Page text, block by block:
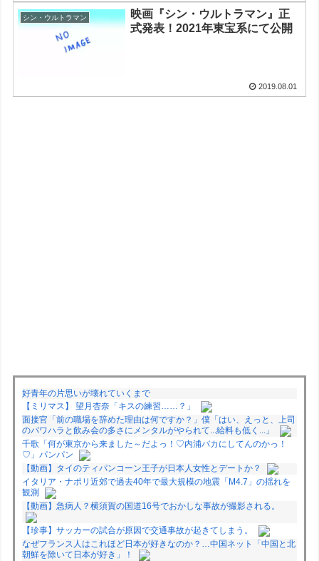
シン・ウルトラマン
映画『シン・ウルトラマン』正
式発表！2021年東宝系にて公開
2019.08.01
好青年の片思いが壊れていくまで
【ミリマス】 望月杏奈「キスの練習……？」
面接官「前の職場を辞めた理由は何ですか？」僕「はい、えっと、上司
のパワハラと飲み会の多さにメンタルがやられて...給料も低く...」
千歌「何が東京から来ました～だよっ！♡内浦バカにしてんのかっ！
♡」パンパン
【動画】タイのティパンコーン王子が日本人女性とデートか？
イタリア・ナポリ近郊で過去40年で最大規模の地震「M4.7」の揺れを
観測
【動画】急病人？横須賀の国道16号でおかしな事故が撮影される。
【珍事】サッカーの試合が原因で交通事故が起きてしまう。
なぜフランス人はこれほど日本が好きなのか？…中国ネット「中国と北
朝鮮を除いて日本が好き」！